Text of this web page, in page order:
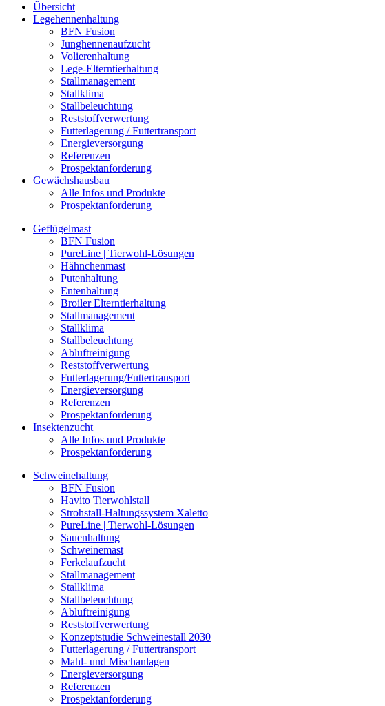
Übersicht
Legehennenhaltung
BFN Fusion
Junghennenaufzucht
Volierenhaltung
Lege-Elterntierhaltung
Stallmanagement
Stallklima
Stallbeleuchtung
Reststoffverwertung
Futterlagerung / Futtertransport
Energieversorgung
Referenzen
Prospektanforderung
Gewächshausbau
Alle Infos und Produkte
Prospektanforderung
Geflügelmast
BFN Fusion
PureLine | Tierwohl-Lösungen
Hähnchenmast
Putenhaltung
Entenhaltung
Broiler Elterntierhaltung
Stallmanagement
Stallklima
Stallbeleuchtung
Abluftreinigung
Reststoffverwertung
Futterlagerung/Futtertransport
Energieversorgung
Referenzen
Prospektanforderung
Insektenzucht
Alle Infos und Produkte
Prospektanforderung
Schweinehaltung
BFN Fusion
Havito Tierwohlstall
Strohstall-Haltungssystem Xaletto
PureLine | Tierwohl-Lösungen
Sauenhaltung
Schweinemast
Ferkelaufzucht
Stallmanagement
Stallklima
Stallbeleuchtung
Abluftreinigung
Reststoffverwertung
Konzeptstudie Schweinestall 2030
Futterlagerung / Futtertransport
Mahl- und Mischanlagen
Energieversorgung
Referenzen
Prospektanforderung